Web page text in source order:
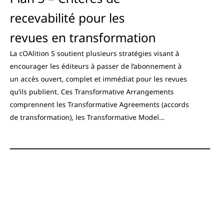
recevabilité pour les
revues en transformation
La cOAlition S soutient plusieurs stratégies visant à
encourager les éditeurs à passer de l’abonnement à
un accès ouvert, complet et immédiat pour les revues
qu’ils publient. Ces Transformative Arrangements
comprennent les Transformative Agreements (accords
de transformation), les Transformative Model…